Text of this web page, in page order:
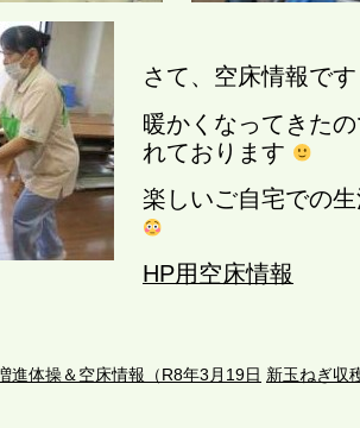
さて、空床情報で
暖かくなってきた
れております
楽しいご自宅での
HP用空床情報
進体操＆空床情報（R8年3月19日 新玉ねぎ収